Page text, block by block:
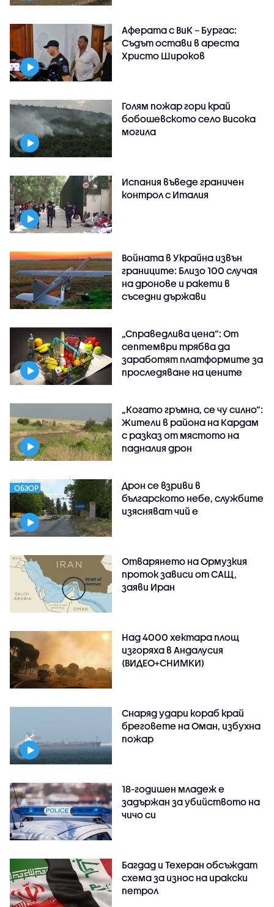
Аферата с ВиК – Бургас:
Съдът остави в ареста
Христо Широков
Голям пожар гори край
бобошевското село Висока
могила
Испания въведе граничен
контрол с Италия
Войната в Украйна извън
границите: Близо 100 случая
на дронове и ракети в
съседни държави
„Справедлива цена“: От
септември трябва да
заработят платформите за
проследяване на цените
„Когато гръмна, се чу силно“:
Жители в района на Кардам
с разказ от мястото на
падналия дрон
ОБЗОР
Дрон се взриви в
българското небе, службите
изясняват чий е
Отварянето на Ормузкия
проток зависи от САЩ,
заяви Иран
Над 4000 хектара площ
изгоряха в Андалусия
(ВИДЕО+СНИМКИ)
Снаряд удари кораб край
бреговете на Оман, избухна
пожар
18-годишен младеж е
задържан за убийството на
чичо си
Багдад и Техеран обсъждат
схема за износ на иракски
петрол